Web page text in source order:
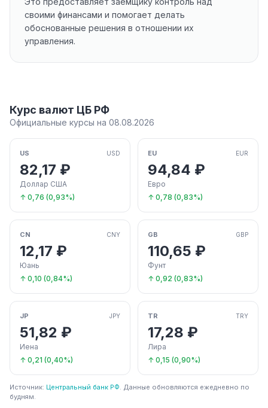
своими финансами и помогает делать
обоснованные решения в отношении их
управления.
Курс валют ЦБ РФ
Официальные курсы на 08.08.2026
US USD
82,17 ₽
Доллар США
↑ 0,76 (0,93%)
EU EUR
94,84 ₽
Евро
↑ 0,78 (0,83%)
CN CNY
12,17 ₽
Юань
↑ 0,10 (0,84%)
GB GBP
110,65 ₽
Фунт
↑ 0,92 (0,83%)
JP JPY
51,82 ₽
Иена
↑ 0,21 (0,40%)
TR TRY
17,28 ₽
Лира
↑ 0,15 (0,90%)
Источник: Центральный банк РФ. Данные обновляются ежедневно по
будням.